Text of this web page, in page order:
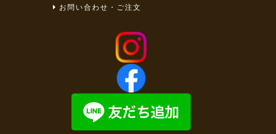
お問い合わせ・ご注文